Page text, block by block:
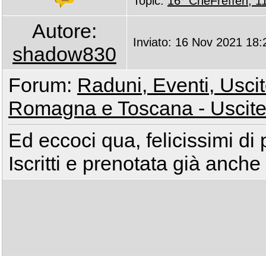
Autore:
shadow830
Inviato: 16 Nov 2021
Forum: Raduni, Eventi,
Romagna e Toscana -
Ed eccoci qua, felicissimi di
Iscritti e prenotata già